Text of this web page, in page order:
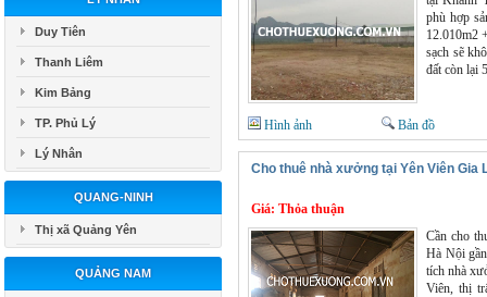
Duy Tiên
Thanh Liêm
Kim Bảng
TP. Phủ Lý
Lý Nhân
QUANG-NINH
Thị xã Quảng Yên
QUẢNG NAM
phù hợp
12.010m2
sạch sẽ
đất còn lại
Hình ảnh Bản đồ
Cho thuê nhà xưởng tại Yên Viên Gia
Giá: Thỏa thuận
Cần cho
Hà Nội
tích nhà
Viên, thị